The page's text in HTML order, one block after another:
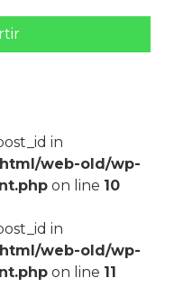
in
web-old/wp-
on line 10
in
web-old/wp-
on line 11